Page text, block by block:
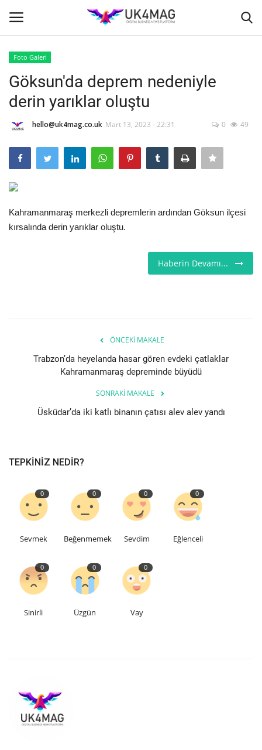
Ana Sayfa
TVNET
TOPLUM
İş Platformu
Londra
İş & Ekonomi
Kültür - Sanat
Restoranlar
Sağlık
Etkinlik
Hakkımızda
Dilim
English Turkish
Foto Galeri
Göksun'da deprem nedeniyle
derin yarıklar oluştu
hello@uk4mag.co.uk Mart 13, 2023 - 22:31 0 49
Kahramanmaraş merkezli depremlerin ardından Göksun ilçesi
kırsalında derin yarıklar oluştu.
Haberin Devamı...
ÖNCEKI MAKALE
Trabzon’da heyelanda hasar gören evdeki çatlaklar
Kahramanmaraş depreminde büyüdü
SONRAKI MAKALE
Üsküdar’da iki katlı binanın çatısı alev alev yandı
TEPKINIZ NEDIR?
0
Sevmek
0
Beğenmemek
0
Sevdim
0
Eğlenceli
0
Sinirli
0
Üzgün
0
Vay